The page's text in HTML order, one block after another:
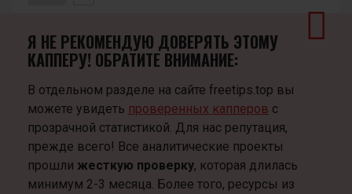
Я НЕ РЕКОМЕНДУЮ ДОВЕРЯТЬ ЭТОМУ
КАППЕРУ! ОБРАТИТЕ ВНИМАНИЕ:
В отдельном разделе на сайте freetips.top вы
можете увидеть проверенных капперов с
прозрачной статистикой. Для нас репутация,
прежде всего! Все аналитические проекты
прошли жесткую проверку, которая длилась
минимум 2-3 месяца. Более того, ресурсы из